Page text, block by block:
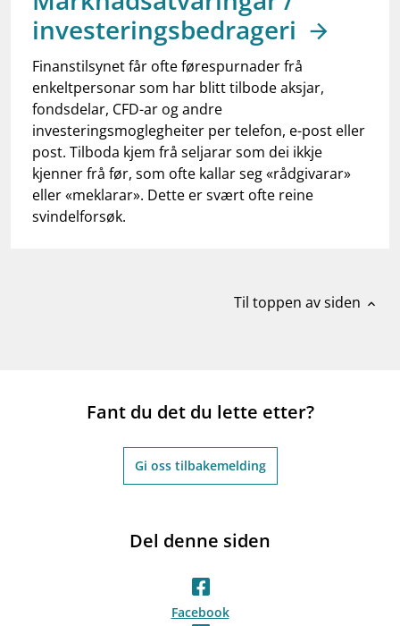
notifications_noneAbonner på nyhetsvarsel
investeringsbedrageri
Finanstilsynet får ofte førespurnader frå
enkeltpersonar som har blitt tilbode aksjar,
fondsdelar, CFD-ar og andre
investeringsmoglegheiter per telefon, e-post eller
post. Tilboda kjem frå seljarar som dei ikkje
kjenner frå før, som ofte kallar seg «rådgivarar»
eller «meklarar». Dette er svært ofte reine
svindelforsøk.
Til toppen av siden expand_less
Fant du det du lette etter?
Gi oss tilbakemelding
Del denne siden
Facebook